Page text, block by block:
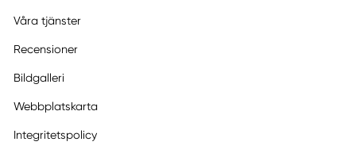
Våra tjänster
Recensioner
Bildgalleri
Webbplatskarta
Integritetspolicy